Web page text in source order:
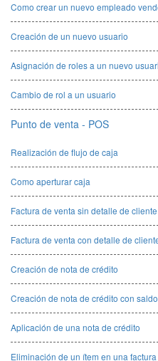
Como crear un nuevo empleado
Creación de un nuevo usuario
Asignación de roles a un nuevo
Cambio de rol a un usuario
Punto de venta - POS
Realización de flujo de caja
Como aperturar caja
Factura de venta sin detalle de cliente
Factura de venta con detalle de
Creación de nota de crédito
Creación de nota de crédito con
Aplicación de una nota de crédito
Eliminación de un ítem en una